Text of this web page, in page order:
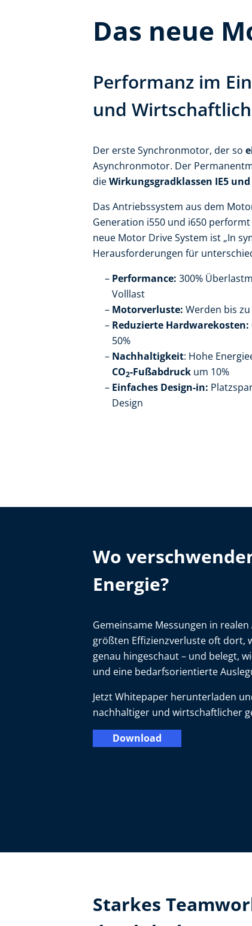
Das neue
Performanz im
und
​Der erste Synchronmotor, der so
Asynchronmotor. Der
dieWirkungsgradklassen IE5 und
Das Antriebssystem aus dem
Generation i550 und i650
neue Motor Drive System ist „In
Herausforderungen für
Performance: 300%
Volllast
Motorverluste: Werden bis
Reduzierte Hardwarekosten:
50% ​
Nachhaltigkeit: Hohe
CO2-Fußabdruck um 10%
Einfaches Design-in:
Design
Wo
Energie?
Gemeinsame Messungen in
größten Effizienzverluste oft dort,
genau hingeschaut – und belegt,
und eine bedarfsorientierte
Jetzt Whitepaper herunterladen
nachhaltiger und wirtschaftlicher
Download
Starkes